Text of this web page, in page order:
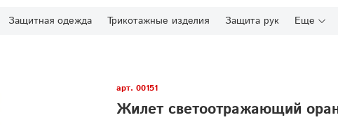
Защитная одежда Трикотажные изделия Защита рук Еще
арт. 00151
Жилет светоотражающий